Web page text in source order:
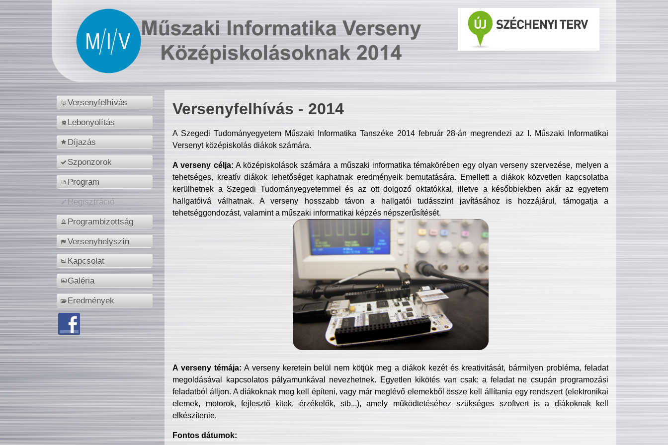
Versenyfelhívás
Lebonyolítás
Díjazás
Szponzorok
Program
Regisztráció
Programbizottság
Versenyhelyszín
Kapcsolat
Galéria
Eredmények
Versenyfelhívás - 2014
A Szegedi Tudományegyetem Műszaki Informatika Tanszéke 2014 február 28-án megrendezi az I. Műszaki Informatikai
Versenyt középiskolás diákok számára.
A verseny célja: A középiskolások számára a műszaki informatika témakörében egy olyan verseny szervezése, melyen a
tehetséges, kreatív diákok lehetőséget kaphatnak eredményeik bemutatására. Emellett a diákok közvetlen kapcsolatba
kerülhetnek a Szegedi Tudományegyetemmel és az ott dolgozó oktatókkal, illetve a későbbiekben akár az egyetem
hallgatóivá válhatnak. A verseny hosszabb távon a hallgatói tudásszint javításához is hozzájárul, támogatja a
tehetséggondozást, valamint a műszaki informatikai képzés népszerűsítését.
A verseny témája: A verseny keretein belül nem kötjük meg a diákok kezét és kreativitását, bármilyen probléma, feladat
megoldásával kapcsolatos pályamunkával nevezhetnek. Egyetlen kikötés van csak: a feladat ne csupán programozási
feladatból álljon. A diákoknak meg kell építeni, vagy már meglévő elemekből össze kell állítania egy rendszert (elektronikai
elemek, motorok, fejlesztő kitek, érzékelők, stb...), amely működtetéséhez szükséges szoftvert is a diákoknak kell
elkészítenie.
Fontos dátumok: